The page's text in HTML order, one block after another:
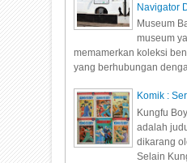
Navigator
Museum
museum
memamerkan koleksi
yang berhubungan
Komik :
Kungfu
adalah
dikarang
Selain